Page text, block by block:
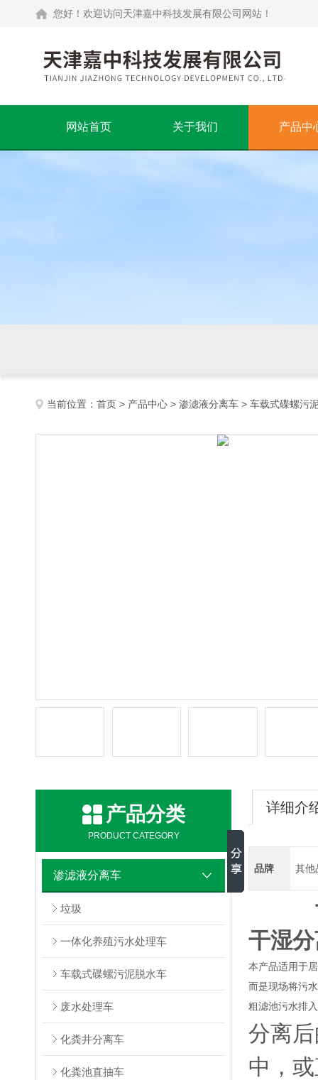
您好！欢迎访问天津嘉中科技发展有限公司网站！
网站首页 关于我们 产品中
当前位置： 首页 > 产品中心 > 渗滤液分离车 > 车载式碟螺污
产品分类
PRODUCT CATEGORY
渗滤液分离车
垃圾
一体化养殖污水处理车
车载式碟螺污泥脱水车
废水处理车
化粪井分离车
化粪池直抽车
详细介
品牌 其他
干湿
本产品适用于
而是现场将污
粗滤池污水排
分离
中，